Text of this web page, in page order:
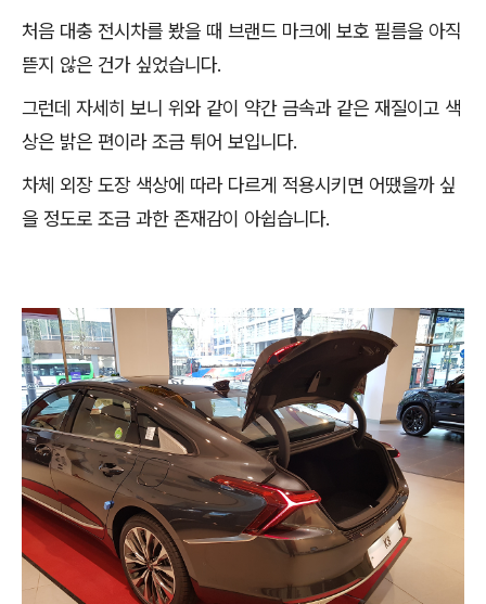
처음 대충 전시차를 봤을 때 브랜드 마크에 보호 필름을 아직
뜯지 않은 건가 싶었습니다.
그런데 자세히 보니 위와 같이 약간 금속과 같은 재질이고 색
상은 밝은 편이라 조금 튀어 보입니다.
차체 외장 도장 색상에 따라 다르게 적용시키면 어땠을까 싶
을 정도로 조금 과한 존재감이 아쉽습니다.